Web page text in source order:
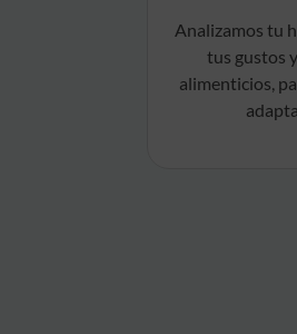
Analizamos tu
tus gustos
alimenticios,